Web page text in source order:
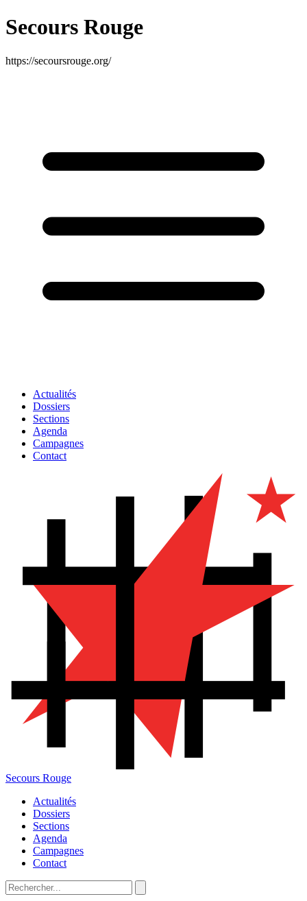
Secours Rouge
https://secoursrouge.org/
Actualités
Dossiers
Sections
Agenda
Campagnes
Contact
Secours Rouge
Actualités
Dossiers
Sections
Agenda
Campagnes
Contact